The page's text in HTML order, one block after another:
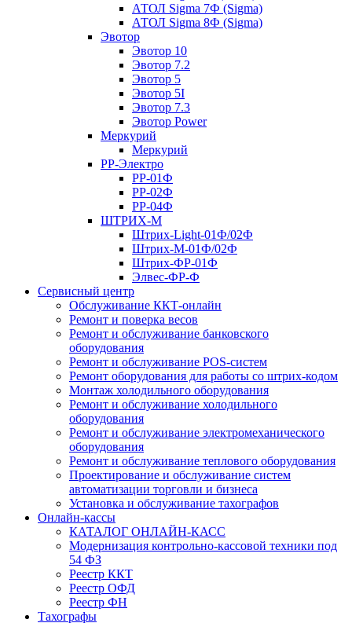
АТОЛ Sigma 7Ф (Sigma)
АТОЛ Sigma 8Ф (Sigma)
Эвотор
Эвотор 10
Эвотор 7.2
Эвотор 5
Эвотор 5I
Эвотор 7.3
Эвотор Power
Меркурий
Меркурий
РР-Электро
РР-01Ф
РР-02Ф
РР-04Ф
ШТРИХ-М
Штрих-Light-01Ф/02Ф
Штрих-М-01Ф/02Ф
Штрих-ФР-01Ф
Элвес-ФР-Ф
Сервисный центр
Обслуживание ККТ-онлайн
Ремонт и поверка весов
Ремонт и обслуживание банковского
оборудования
Ремонт и обслуживание POS-систем
Ремонт оборудования для работы со штрих-кодом
Монтаж холодильного оборудования
Ремонт и обслуживание холодильного
оборудования
Ремонт и обслуживание электромеханического
оборудования
Ремонт и обслуживание теплового оборудования
Проектирование и обслуживание систем
автоматизации торговли и бизнеса
Установка и обслуживание тахографов
Онлайн-кассы
КАТАЛОГ ОНЛАЙН-КАСС
Модернизация контрольно-кассовой техники под
54 ФЗ
Реестр ККТ
Реестр ОФД
Реестр ФН
Тахографы